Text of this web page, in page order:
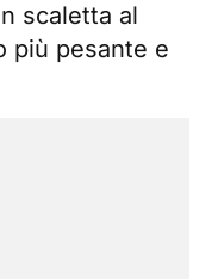
scaletta al
più pesante e